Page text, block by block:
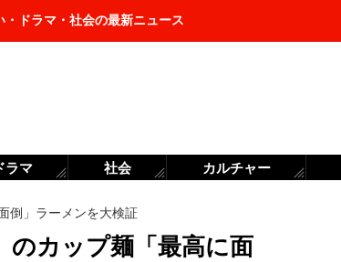
ドラマ・社会の最新ニュース
倒」ラーメンを大検証
カップ麺「最高に面
ラマ 社会 カルチャー